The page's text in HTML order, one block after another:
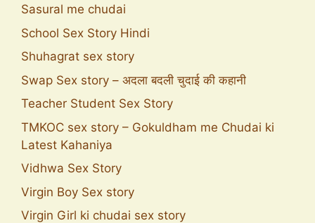
Sasural me chudai
School Sex Story Hindi
Shuhagrat sex story
Swap Sex story – अदला बदली चुदाई की कहानी
Teacher Student Sex Story
TMKOC sex story – Gokuldham me Chudai ki
Latest Kahaniya
Vidhwa Sex Story
Virgin Boy Sex story
Virgin Girl ki chudai sex story